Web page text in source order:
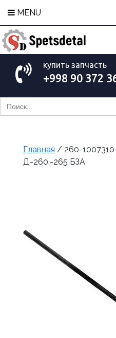
MENU
купить запчасть
+998 90 372
Search
for:
Главная / 260-
Д-260,-265 БЗА